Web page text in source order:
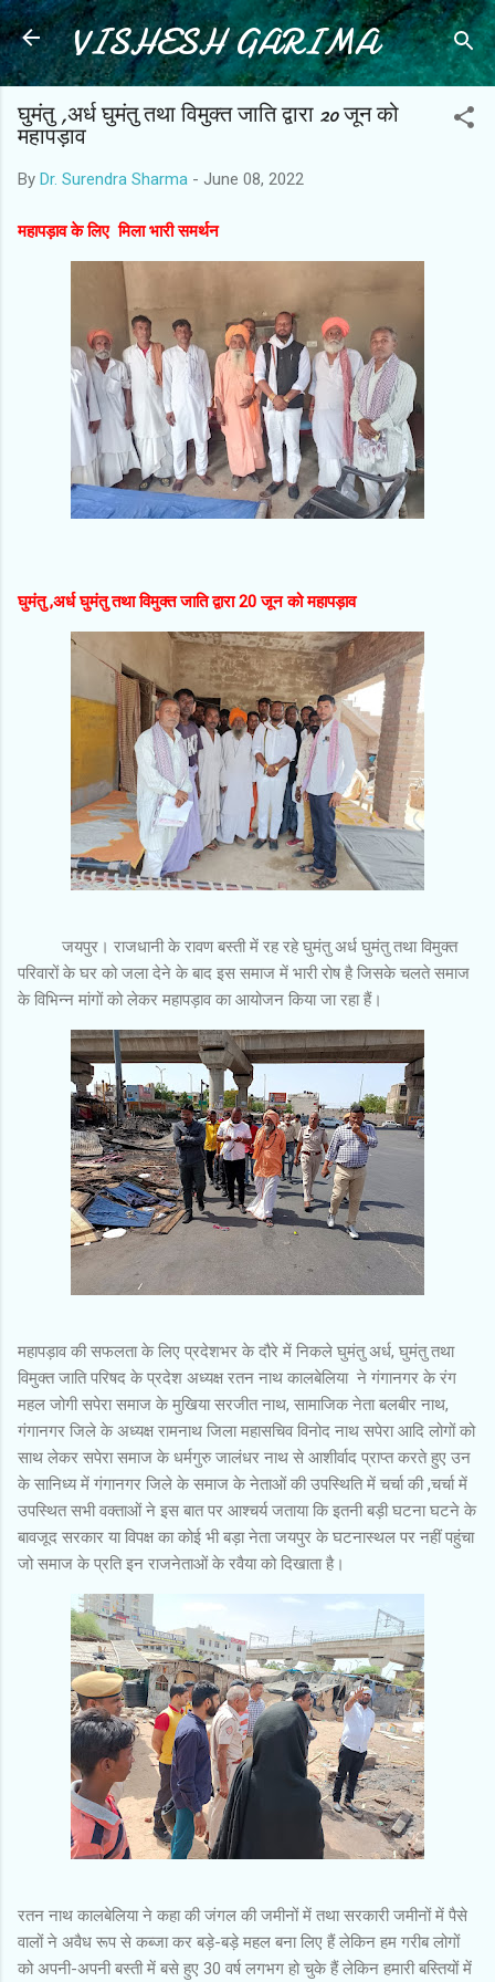
Skip to main content
VISHESH GARIMA
घुमंतु ,अर्ध घुमंतु तथा विमुक्त जाति द्वारा 20 जून को
महापड़ाव
By Dr. Surendra Sharma - June 08, 2022
महापड़ाव के लिए मिला भारी समर्थन
घुमंतु ,अर्ध घुमंतु तथा विमुक्त जाति द्वारा 20 जून को महापड़ाव
जयपुर। राजधानी के रावण बस्ती में रह रहे घुमंतु अर्ध घुमंतु तथा विमुक्त
परिवारों के घर को जला देने के बाद इस समाज में भारी रोष है जिसके चलते समाज
के विभिन्न मांगों को लेकर महापड़ाव का आयोजन किया जा रहा हैं।
महापड़ाव की सफलता के लिए प्रदेशभर के दौरे में निकले घुमंतु अर्ध, घुमंतु तथा
विमुक्त जाति परिषद के प्रदेश अध्यक्ष रतन नाथ कालबेलिया ने गंगानगर के‌ रंग
महल जोगी सपेरा समाज के मुखिया सरजीत नाथ, सामाजिक नेता बलबीर नाथ,
गंगानगर जिले के अध्यक्ष रामनाथ जिला महासचिव विनोद नाथ सपेरा आदि लोगों को
साथ लेकर सपेरा समाज के धर्मगुरु जालंधर नाथ से आशीर्वाद प्राप्त करते हुए उन
के सानिध्य में गंगानगर जिले के समाज के नेताओं की उपस्थिति में चर्चा की ,चर्चा में
उपस्थित सभी वक्ताओं ने इस बात पर आश्चर्य जताया कि इतनी बड़ी घटना घटने के
बावजूद सरकार या विपक्ष का कोई भी बड़ा नेता जयपुर के घटनास्थल पर नहीं पहुंचा
जो समाज के प्रति इन राजनेताओं के रवैया को दिखाता है।
रतन नाथ कालबेलिया ने कहा की जंगल की जमीनों में तथा सरकारी जमीनों में पैसे
वालों ने अवैध रूप से कब्जा कर बड़े-बड़े महल बना लिए हैं लेकिन हम गरीब लोगों
को अपनी-अपनी बस्ती में बसे हुए 30 वर्ष लगभग हो चुके हैं लेकिन हमारी बस्तियों में